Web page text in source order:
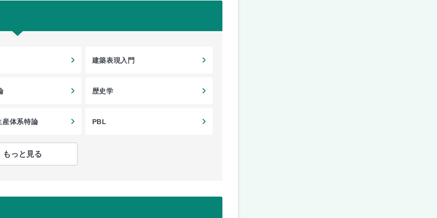
建築表現入門
歴史学
体系特論 PBL
もっと見る